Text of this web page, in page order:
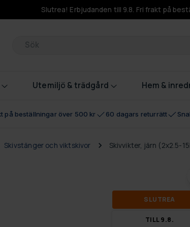
Slutrea! Erbjudanden till 9.8. Fri frakt på
Produkter
Utemiljö & trädgård Hem &
på beställningar över 500 kr 60 dagars returrätt
Skivstänger och viktskivor Skivvikter, järn (2x2.5-
SLUT­REA
TILL 9.8.